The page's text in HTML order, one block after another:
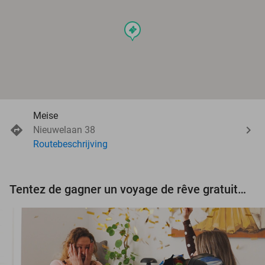
events
Meise
Nieuwelaan 38
Routebeschrijving
Tentez de gagner un voyage de rêve gratuit d'une valeur de 3.000 € !